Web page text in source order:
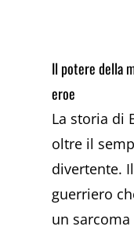
Il potere della
eroe
La storia di
oltre il
divertente.
guerriero
un